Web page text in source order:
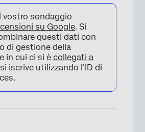
vostro sondaggio
su Google. Si
questi dati con
di gestione della
in cui ci si è collegati a
iscrive utilizzando l’ID di